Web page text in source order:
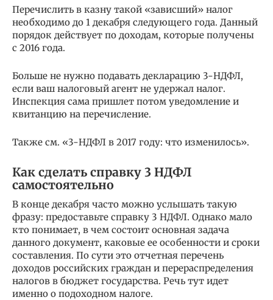
Перечислить в казну такой «зависший» налог
необходимо до 1 декабря следующего года. Данный
порядок действует по доходам, которые получены
с 2016 года.
Больше не нужно подавать декларацию 3-НДФЛ,
если ваш налоговый агент не удержал налог.
Инспекция сама пришлет потом уведомление и
квитанцию на перечисление.
Также см. «3-НДФЛ в 2017 году: что изменилось».
Как сделать справку 3 НДФЛ
самостоятельно
В конце декабря часто можно услышать такую
фразу: предоставьте справку 3 НДФЛ. Однако мало
кто понимает, в чем состоит основная задача
данного документ, каковые ее особенности и сроки
составления. По сути это отчетная перечень
доходов российских граждан и перераспределения
налогов в бюджет государства. Речь тут идет
именно о подоходном налоге.